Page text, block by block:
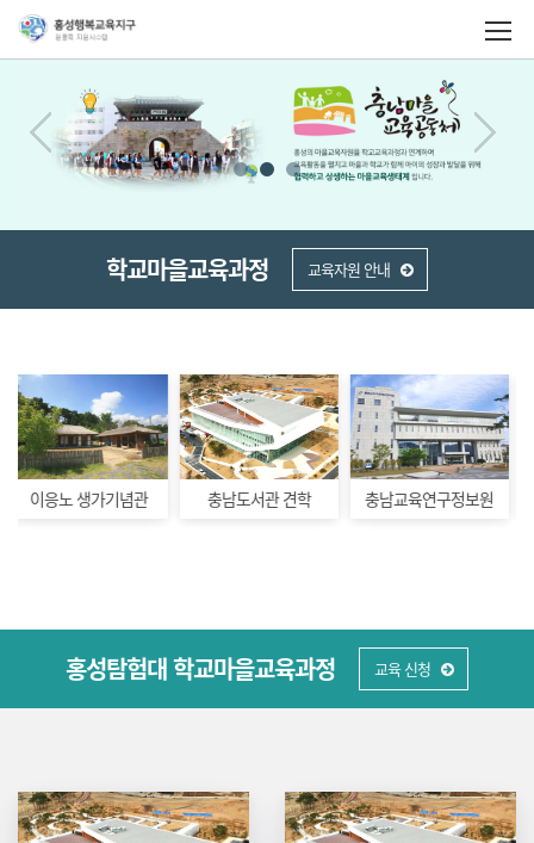
학교마을교육과정 교육자원 안내
충남도서관 견학 충남교육연구정보원 홍성 성문화센터
홍성탐험대 학교마을교육과정 교육 신청